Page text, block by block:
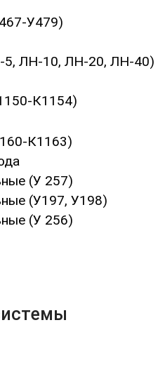
У479)
5, ЛН-10, ЛН-20, ЛН-40)
К1154)
К1163)
(У 257)
(У197, У198)
(У 256)